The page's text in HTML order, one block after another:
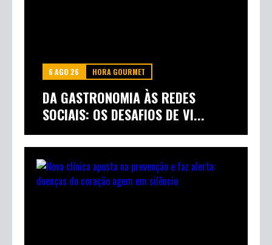
6 AGO 26 HORA GOURMET
DA GASTRONOMIA ÀS REDES
SOCIAIS: OS DESAFIOS DE VI...